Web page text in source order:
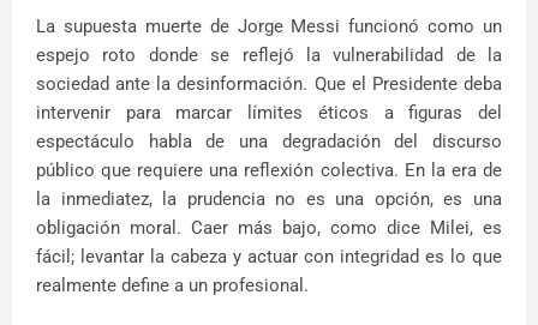
La supuesta muerte de Jorge Messi funcionó como un
espejo roto donde se reflejó la vulnerabilidad de la
sociedad ante la desinformación. Que el Presidente deba
intervenir para marcar límites éticos a figuras del
espectáculo habla de una degradación del discurso
público que requiere una reflexión colectiva. En la era de
la inmediatez, la prudencia no es una opción, es una
obligación moral. Caer más bajo, como dice Milei, es
fácil; levantar la cabeza y actuar con integridad es lo que
realmente define a un profesional.